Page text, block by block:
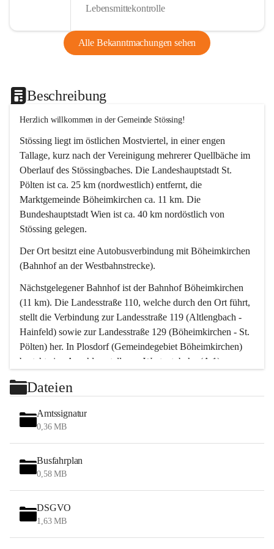
Lebensmittekontrolle
Alle Bekanntmachungen sehen
Beschreibung
Herzlich willkommen in der Gemeinde Stössing!
Stössing liegt im östlichen Mostviertel, in einer engen
Tallage, kurz nach der Vereinigung mehrerer Quellbäche im
Oberlauf des Stössingbaches. Die Landeshauptstadt St.
Pölten ist ca. 25 km (nordwestlich) entfernt, die
Marktgemeinde Böheimkirchen ca. 11 km. Die
Bundeshauptstadt Wien ist ca. 40 km nordöstlich von
Stössing gelegen.
Der Ort besitzt eine Autobusverbindung mit Böheimkirchen
(Bahnhof an der Westbahnstrecke).
Nächstgelegener Bahnhof ist der Bahnhof Böheimkirchen
(11 km). Die Landesstraße 110, welche durch den Ort führt,
stellt die Verbindung zur Landesstraße 119 (Altlengbach -
Hainfeld) sowie zur Landesstraße 129 (Böheimkirchen - St.
Pölten) her. In Plosdorf (Gemeindegebiet Böheimkirchen)
besteht eine Anschlussstelle zur Westautobahn (A 1).
Wien erreicht man in ca. 45 Minuten.
Stössing zählt noch zum Naherholungsraum Wien sowie
zum Naherholungsraum St. Pölten. Viele Bauernhöfe hatten
„ihre Wiener“. Seit 1960 bauten viele Wiener
Wochenendhäuser im Gemeindegebiet. Wegen des
waldreichen Jagdgebietes haben viele Jagdpächter ihre
Das Wandern ist aus touristischer Sicht die bedeutendste
Tätigkeit. Das hügelige Gebiet mit Wanderwegen durch
Wiesen, Wälder und Obstkulturen lädt dazu ein. Gefördert
Dateien
Amtssignatur
0,36 MB
Busfahrplan
0,58 MB
DSGVO
1,63 MB